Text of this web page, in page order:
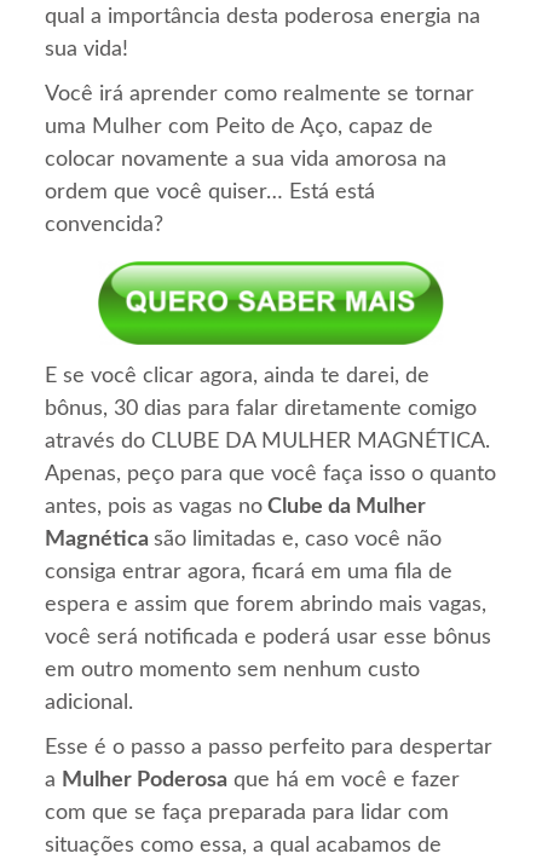
qual a importância desta poderosa energia na
sua vida!
Você irá aprender como realmente se tornar
uma Mulher com Peito de Aço, capaz de
colocar novamente a sua vida amorosa na
ordem que você quiser… Está está
convencida?
E se você clicar agora, ainda te darei, de
bônus, 30 dias para falar diretamente comigo
através do CLUBE DA MULHER MAGNÉTICA.
Apenas, peço para que você faça isso o quanto
antes, pois as vagas no Clube da Mulher
Magnéticasão limitadas e, caso você não
consiga entrar agora, ficará em uma fila de
espera e assim que forem abrindo mais vagas,
você será notificada e poderá usar esse bônus
em outro momento sem nenhum custo
adicional.
Esse é o passo a passo perfeito para despertar
a Mulher Poderosa que há em você e fazer
com que se faça preparada para lidar com
situações como essa, a qual acabamos de